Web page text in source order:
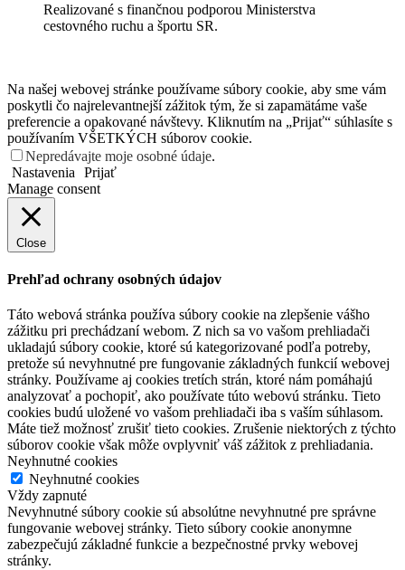
Realizované s finančnou podporou Ministerstva
cestovného ruchu a športu SR.
Na našej webovej stránke používame súbory cookie, aby sme vám
poskytli čo najrelevantnejší zážitok tým, že si zapamätáme vaše
preferencie a opakované návštevy. Kliknutím na „Prijať“ súhlasíte s
používaním VŠETKÝCH súborov cookie.
Nepredávajte moje osobné údaje.
Nastavenia
Prijať
Manage consent
Close
Prehľad ochrany osobných údajov
Táto webová stránka používa súbory cookie na zlepšenie vášho
zážitku pri prechádzaní webom. Z nich sa vo vašom prehliadači
ukladajú súbory cookie, ktoré sú kategorizované podľa potreby,
pretože sú nevyhnutné pre fungovanie základných funkcií webovej
stránky. Používame aj cookies tretích strán, ktoré nám pomáhajú
analyzovať a pochopiť, ako používate túto webovú stránku. Tieto
cookies budú uložené vo vašom prehliadači iba s vaším súhlasom.
Máte tiež možnosť zrušiť tieto cookies. Zrušenie niektorých z týchto
súborov cookie však môže ovplyvniť váš zážitok z prehliadania.
Neyhnutné cookies
Neyhnutné cookies
Vždy zapnuté
Nevyhnutné súbory cookie sú absolútne nevyhnutné pre správne
fungovanie webovej stránky. Tieto súbory cookie anonymne
zabezpečujú základné funkcie a bezpečnostné prvky webovej
stránky.